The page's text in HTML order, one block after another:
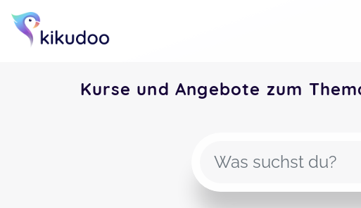
Kurse und Angebote zum